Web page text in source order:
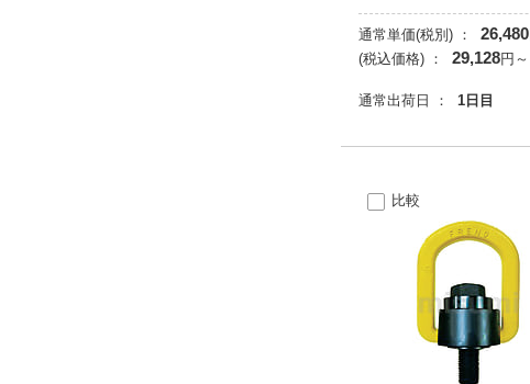
通常単価(税別) ： 26,480
(税込価格) ：
29,128円 ～
通常出荷日 ： 1日目
比較